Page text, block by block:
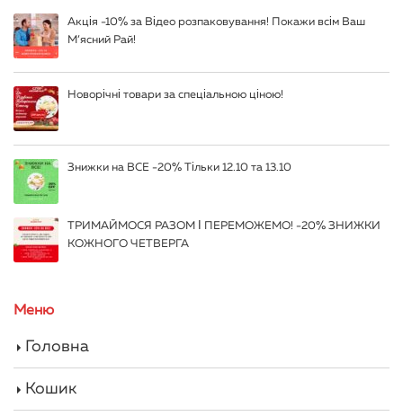
Акція -10% за Відео розпаковування! Покажи всім Ваш
М’ясний Рай!
Новорічні товари за спеціальною ціною!
Знижки на ВСЕ -20% Тільки 12.10 та 13.10
ТРИМАЙМОСЯ РАЗОМ І ПЕРЕМОЖЕМО! -20% ЗНИЖКИ
КОЖНОГО ЧЕТВЕРГА
Меню
Головна
Кошик